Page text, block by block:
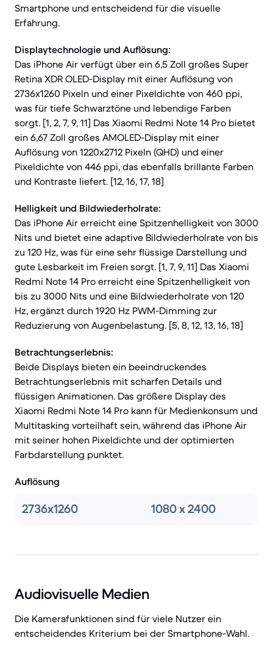
Smartphone und entscheidend für die visuelle
Erfahrung.
Displaytechnologie und Auflösung:
Das iPhone Air verfügt über ein 6,5 Zoll großes Super
Retina XDR OLED-Display mit einer Auflösung von
2736x1260 Pixeln und einer Pixeldichte von 460 ppi,
was für tiefe Schwarztöne und lebendige Farben
sorgt. [1, 2, 7, 9, 11] Das Xiaomi Redmi Note 14 Pro bietet
ein 6,67 Zoll großes AMOLED-Display mit einer
Auflösung von 1220x2712 Pixeln (QHD) und einer
Pixeldichte von 446 ppi, das ebenfalls brillante Farben
und Kontraste liefert. [12, 16, 17, 18]
Helligkeit und Bildwiederholrate:
Das iPhone Air erreicht eine Spitzenhelligkeit von 3000
Nits und bietet eine adaptive Bildwiederholrate von bis
zu 120 Hz, was für eine sehr flüssige Darstellung und
gute Lesbarkeit im Freien sorgt. [1, 7, 9, 11] Das Xiaomi
Redmi Note 14 Pro erreicht eine Spitzenhelligkeit von
bis zu 3000 Nits und eine Bildwiederholrate von 120
Hz, ergänzt durch 1920 Hz PWM-Dimming zur
Reduzierung von Augenbelastung. [5, 8, 12, 13, 16, 18]
Betrachtungserlebnis:
Beide Displays bieten ein beeindruckendes
Betrachtungserlebnis mit scharfen Details und
flüssigen Animationen. Das größere Display des
Xiaomi Redmi Note 14 Pro kann für Medienkonsum und
Multitasking vorteilhaft sein, während das iPhone Air
mit seiner hohen Pixeldichte und der optimierten
Farbdarstellung punktet.
Auflösung
2736x1260 1080 x 2400
Audiovisuelle Medien
Die Kamerafunktionen sind für viele Nutzer ein
entscheidendes Kriterium bei der Smartphone-Wahl.